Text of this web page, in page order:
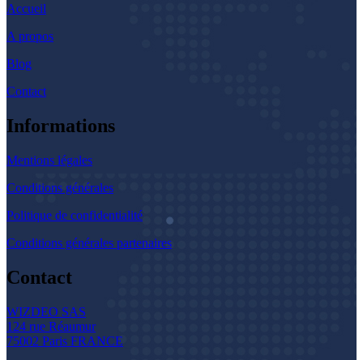
Accueil
A propos
Blog
Contact
Informations
Mentions légales
Conditions générales
Politique de confidentialité
Conditions générales partenaires
Contact
WIZDEO SAS
124 rue Réaumur
75002 Paris FRANCE